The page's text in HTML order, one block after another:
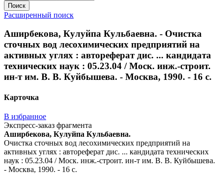
Поиск
Расширенный поиск
Аширбекова, Кулуйпа Кульбаевна. - Очистка
сточных вод лесохимических предприятий на
активных углях : автореферат дис. ... кандидата
технических наук : 05.23.04 / Моск. инж.-строит.
ин-т им. В. В. Куйбышева. - Москва, 1990. - 16 с.
Карточка
В избранное
Экспресс-заказ фрагмента
Аширбекова, Кулуйпа Кульбаевна.
Очистка сточных вод лесохимических предприятий на
активных углях : автореферат дис. ... кандидата технических
наук : 05.23.04 / Моск. инж.-строит. ин-т им. В. В. Куйбышева.
- Москва, 1990. - 16 с.